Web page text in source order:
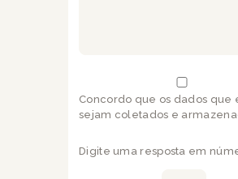
Concordo que os dados que
sejam coletados e
Digite uma resposta em